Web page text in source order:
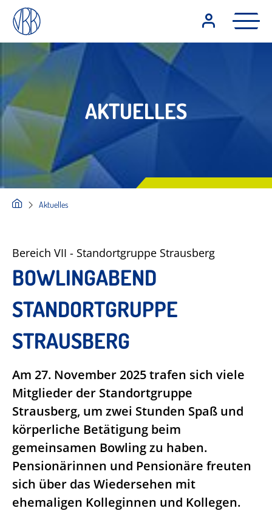
AKTUELLES
Aktuelles
Bereich VII - Standortgruppe Strausberg
BOWLINGABEND
STANDORTGRUPPE
STRAUSBERG
Am 27. November 2025 trafen sich viele
Mitglieder der Standortgruppe
Strausberg, um zwei Stunden Spaß und
körperliche Betätigung beim
gemeinsamen Bowling zu haben.
Pensionärinnen und Pensionäre freuten
sich über das Wiedersehen mit
ehemaligen Kolleginnen und Kollegen.